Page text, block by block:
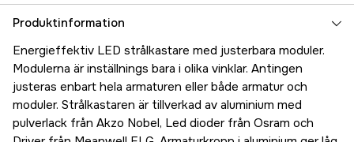
Produktinformation
Energieffektiv LED strålkastare med justerbara moduler.
Modulerna är inställnings bara i olika vinklar. Antingen
justeras enbart hela armaturen eller både armatur och
moduler. Strålkastaren är tillverkad av aluminium med
pulverlack från Akzo Nobel, Led dioder från Osram och